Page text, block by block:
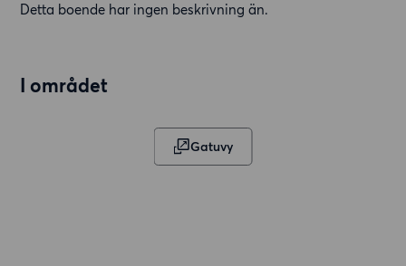
Detta boende har ingen beskrivning än.
I området
Gatuvy